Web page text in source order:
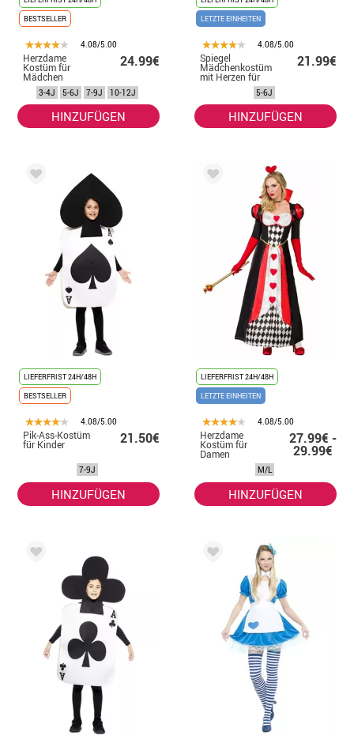
BESTSELLER
4.08/5.00
Herzdame
Kostüm für
Mädchen
24.99€
3-4J 5-6J 7-9J 10-12J
HINZUFÜGEN
LETZTE EINHEITEN
4.08/5.00
Spiegel
Mädchenkostüm
mit Herzen für
21.99€
5-6J
HINZUFÜGEN
LIEFERFRIST 24H/48H
BESTSELLER
4.08/5.00
Pik-Ass-Kostüm
für Kinder 21.50€
7-9J
HINZUFÜGEN
LIEFERFRIST 24H/48H
LETZTE EINHEITEN
4.08/5.00
Herzdame
Kostüm für
Damen
27.99€ -
29.99€
M/L
HINZUFÜGEN